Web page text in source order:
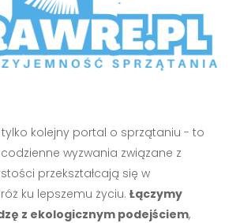
tylko kolejny portal o sprzątaniu - to
wyzwania związane z
przekształcają się w
ku lepszemu życiu.Łączymy
z ekologicznym podejściem,